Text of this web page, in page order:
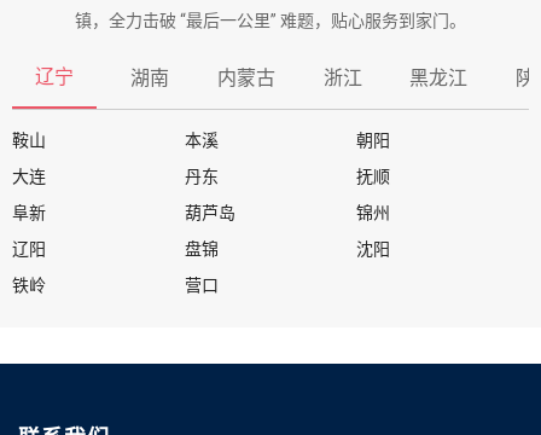
镇，全力击破 “最后一公里” 难题，贴心服务到家门。
辽宁 湖南 内蒙古 浙江 黑龙江 陕
鞍山 本溪
朝阳
大连
丹东
抚顺
阜新
葫芦岛
锦州
辽阳
盘锦
沈阳
铁岭
营口